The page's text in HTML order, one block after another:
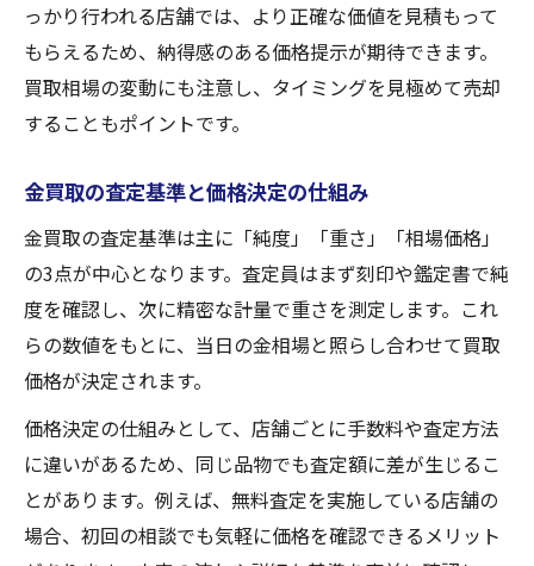
っかり行われる店舗では、より正確な価値を見積もって
もらえるため、納得感のある価格提示が期待できます。
買取相場の変動にも注意し、タイミングを見極めて売却
することもポイントです。
金買取の査定基準と価格決定の仕組み
金買取の査定基準は主に「純度」「重さ」「相場価格」
の3点が中心となります。査定員はまず刻印や鑑定書で純
度を確認し、次に精密な計量で重さを測定します。これ
らの数値をもとに、当日の金相場と照らし合わせて買取
価格が決定されます。
価格決定の仕組みとして、店舗ごとに手数料や査定方法
に違いがあるため、同じ品物でも査定額に差が生じるこ
とがあります。例えば、無料査定を実施している店舗の
場合、初回の相談でも気軽に価格を確認できるメリット